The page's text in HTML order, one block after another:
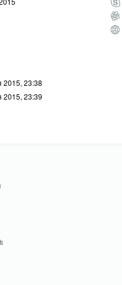
2015, 23:38
2015, 23:39